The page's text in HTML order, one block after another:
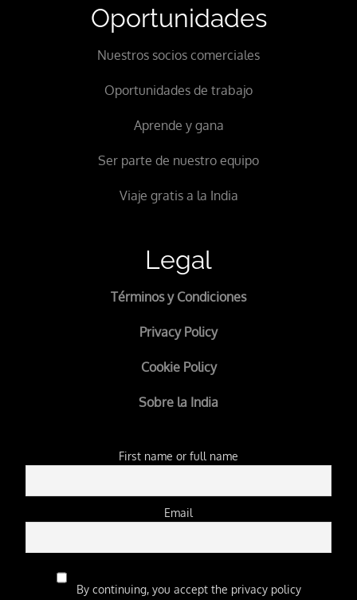
Oportunidades
Nuestros socios comerciales
Oportunidades de trabajo
Aprende y gana
Ser parte de nuestro equipo
Viaje gratis a la India
Legal
Términos y Condiciones
Privacy Policy
Cookie Policy
Sobre la India
First name or full name
Email
By continuing, you accept the privacy policy